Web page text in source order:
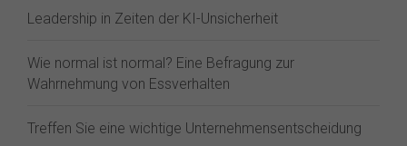
Leadership in Zeiten der KI-Unsicherheit
Wie normal ist normal? Eine Befragung zur
Wahrnehmung von Essverhalten
Treffen Sie eine wichtige Unternehmensentscheidung